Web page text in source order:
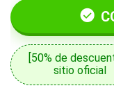
[50% de
sitio oficial